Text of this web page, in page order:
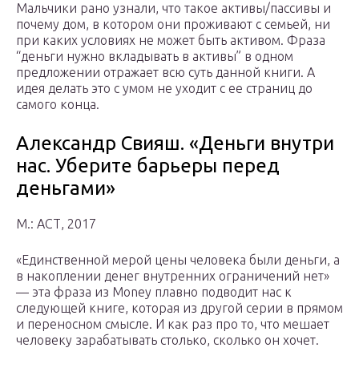
Мальчики рано узнали, что такое активы/пассивы и
почему дом, в котором они проживают с семьей, ни
при каких условиях не может быть активом. Фраза
“деньги нужно вкладывать в активы” в одном
предложении отражает всю суть данной книги. А
идея делать это с умом не уходит с ее страниц до
самого конца.
Александр Свияш. «Деньги внутри
нас. Уберите барьеры перед
деньгами»
М.: АСТ, 2017
«Единственной мерой цены человека были деньги, а
в накоплении денег внутренних ограничений нет»
— эта фраза из Money плавно подводит нас к
следующей книге, которая из другой серии в прямом
и переносном смысле. И как раз про то, что мешает
человеку зарабатывать столько, сколько он хочет.